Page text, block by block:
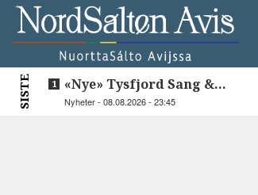
SISTE
«Nye» Tysfjord Sang &
Sement hyllet sin avdøde
Nyheter - 08.08.2026 - 23:45